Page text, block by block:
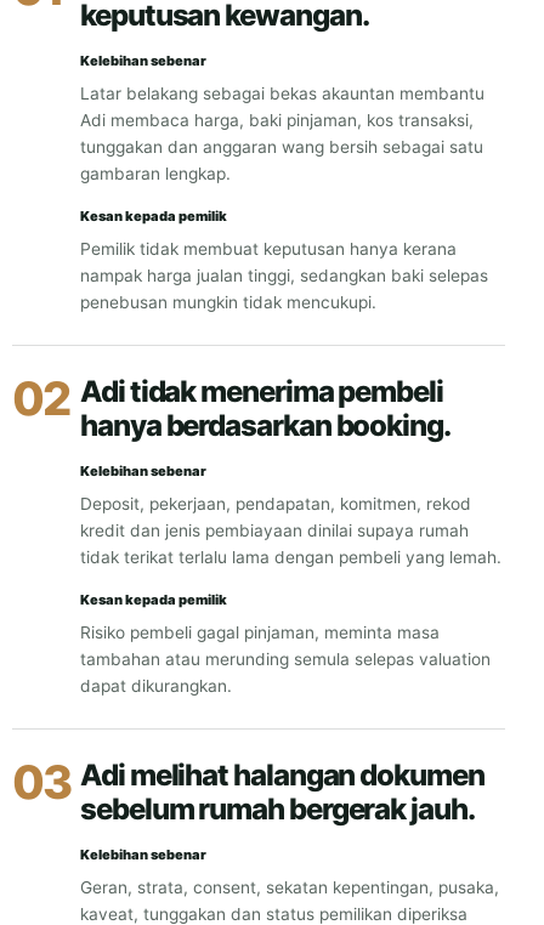
keputusan kewangan.
Kelebihan sebenar
Latar belakang sebagai bekas akauntan membantu
Adi membaca harga, baki pinjaman, kos transaksi,
tunggakan dan anggaran wang bersih sebagai satu
gambaran lengkap.
Kesan kepada pemilik
Pemilik tidak membuat keputusan hanya kerana
nampak harga jualan tinggi, sedangkan baki selepas
penebusan mungkin tidak mencukupi.
02 Adi tidak menerima pembeli
hanya berdasarkan booking.
Kelebihan sebenar
Deposit, pekerjaan, pendapatan, komitmen, rekod
kredit dan jenis pembiayaan dinilai supaya rumah
tidak terikat terlalu lama dengan pembeli yang lemah.
Kesan kepada pemilik
Risiko pembeli gagal pinjaman, meminta masa
tambahan atau merunding semula selepas valuation
dapat dikurangkan.
03 Adi melihat halangan dokumen
sebelum rumah bergerak jauh.
Kelebihan sebenar
Geran, strata, consent, sekatan kepentingan, pusaka,
kaveat, tunggakan dan status pemilikan diperiksa